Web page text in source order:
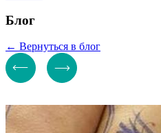
Блог
← Вернуться в блог